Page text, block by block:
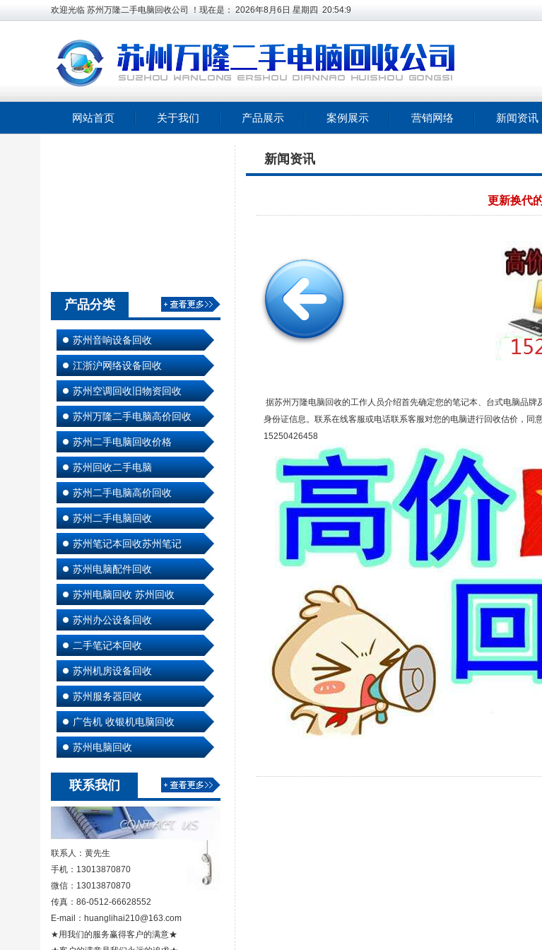
欢迎光临 苏州万隆二手电脑回收公司 ！现在是： 2026年8月6日 星期四 20:54:9
网站首页 关于我们 产品展示 案例展示 营销网络 新闻资讯
产品分类
苏州音响设备回收
江浙沪网络设备回收
苏州空调回收旧物资回收
苏州万隆二手电脑高价回收
苏州二手电脑回收价格
苏州回收二手电脑
苏州二手电脑高价回收
苏州二手电脑回收
苏州笔记本回收苏州笔记
苏州电脑配件回收
苏州电脑回收 苏州回收
苏州办公设备回收
二手笔记本回收
苏州机房设备回收
苏州服务器回收
广告机 收银机电脑回收
苏州电脑回收
联系我们
联系人：黄先生
手机：13013870870
微信：13013870870
传真：86-0512-66628552
E-mail：huanglihai210@163.com
★用我们的服务赢得客户的满意★
新闻资讯
更新换代
据苏州万隆电脑回收的工作人员介绍首先确定您的笔记本、台式电脑品
身份证信息。联系在线客服或电话联系客服对您的电脑进行回收估价，同
15250426458